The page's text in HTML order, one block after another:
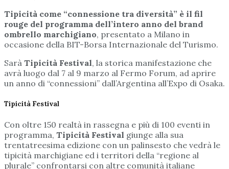
Tipicità come “connessione tra diversità” è il fil
rouge del programma dell’intero anno del brand
ombrello marchigiano, presentato a Milano in
occasione della BIT-Borsa Internazionale del Turismo.
Sarà Tipicità Festival, la storica manifestazione che
avrà luogo dal 7 al 9 marzo al Fermo Forum, ad aprire
un anno di “connessioni” dall’Argentina all’Expo di Osaka.
Tipicità Festival
Con oltre 150 realtà in rassegna e più di 100 eventi in
programma, Tipicità Festival giunge alla sua
trentatreesima edizione con un palinsesto che vedrà le
tipicità marchigiane ed i territori della “regione al
plurale” confrontarsi con altre comunità italiane